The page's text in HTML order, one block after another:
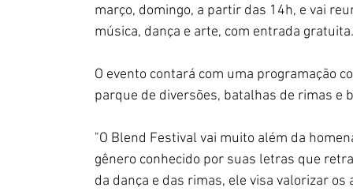
março, domingo, a partir das 14h, e vai
música, dança e arte, com entrada
O evento contará com uma programação
parque de diversões, batalhas de rimas e
"O Blend Festival vai muito além da
gênero conhecido por suas letras que
da dança e das rimas, ele visa valorizar